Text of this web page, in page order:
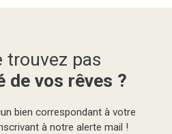
trouvez pas
de vos rêves ?
bien correspondant à votre
à notre alerte mail !